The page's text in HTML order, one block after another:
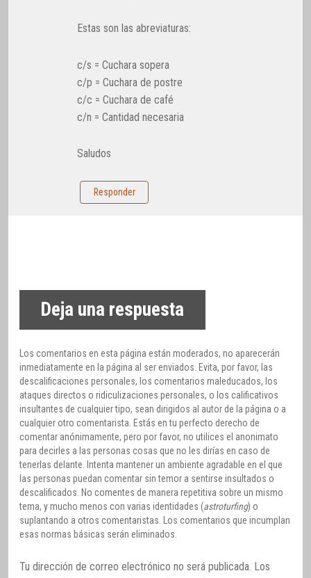
Estas son las abreviaturas:
c/s = Cuchara sopera
c/p = Cuchara de postre
c/c = Cuchara de café
c/n = Cantidad necesaria
Saludos
Responder
Deja una respuesta
Los comentarios en esta página están moderados, no aparecerán
inmediatamente en la página al ser enviados. Evita, por favor, las
descalificaciones personales, los comentarios maleducados, los
ataques directos o ridiculizaciones personales, o los calificativos
insultantes de cualquier tipo, sean dirigidos al autor de la página o a
cualquier otro comentarista. Estás en tu perfecto derecho de
comentar anónimamente, pero por favor, no utilices el anonimato
para decirles a las personas cosas que no les dirías en caso de
tenerlas delante. Intenta mantener un ambiente agradable en el que
las personas puedan comentar sin temor a sentirse insultados o
descalificados. No comentes de manera repetitiva sobre un mismo
tema, y mucho menos con varias identidades (astroturfing) o
suplantando a otros comentaristas. Los comentarios que incumplan
esas normas básicas serán eliminados.
Tu dirección de correo electrónico no será publicada. Los